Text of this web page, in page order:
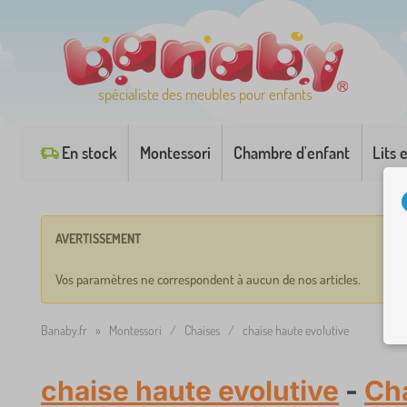
spécialiste des meubles pour enfants
En stock Montessori Chambre d'enfant Lits
AVERTISSEMENT
Vos paramètres ne correspondent à aucun de nos articles.
Banaby.fr » Montessori / Chaises / chaise haute evolutive
chaise haute evolutive -